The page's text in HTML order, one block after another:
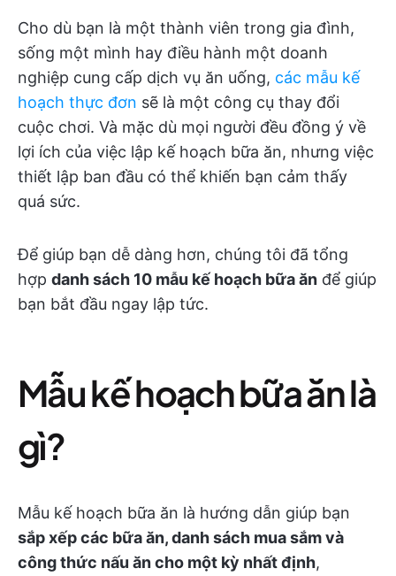
Cho dù bạn là một thành viên trong gia đình,
sống một mình hay điều hành một doanh
nghiệp cung cấp dịch vụ ăn uống, các mẫu kế
hoạch thực đơn sẽ là một công cụ thay đổi
cuộc chơi. Và mặc dù mọi người đều đồng ý về
lợi ích của việc lập kế hoạch bữa ăn, nhưng việc
thiết lập ban đầu có thể khiến bạn cảm thấy
quá sức.
Để giúp bạn dễ dàng hơn, chúng tôi đã tổng
hợp danh sách 10 mẫu kế hoạch bữa ăn để giúp
bạn bắt đầu ngay lập tức.
Mẫu kế hoạch bữa ăn là
gì?
Mẫu kế hoạch bữa ăn là hướng dẫn giúp bạn
sắp xếp các bữa ăn, danh sách mua sắm và
công thức nấu ăn cho một kỳ nhất định,